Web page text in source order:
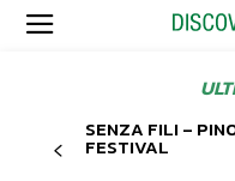
SENZA FILI –
FESTIVAL